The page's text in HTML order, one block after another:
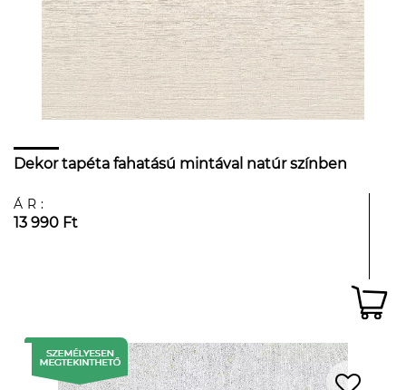
Dekor tapéta fahatású mintával natúr színben
ÁR:
13 990 Ft